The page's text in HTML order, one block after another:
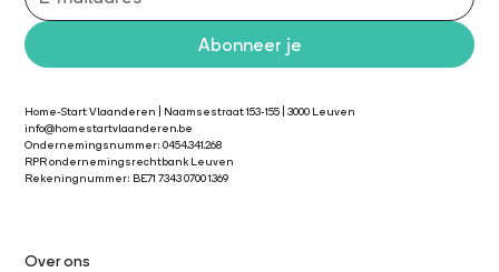
Home-Start Vlaanderen | Naamsestraat 153-155 | 3000 Leuven
info@homestartvlaanderen.be
Ondernemingsnummer: 0454.341.268
RPR ondernemingsrechtbank Leuven
Rekeningnummer: BE71 7343 0700 1369
Over ons